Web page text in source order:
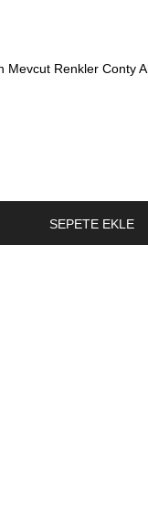
Mevcut Renkler Conty
SEPETE EKLE